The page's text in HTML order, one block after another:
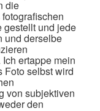
die
gestellt und jede
und derselbe
ertappe mein
Foto selbst wird
von subjektiven
den